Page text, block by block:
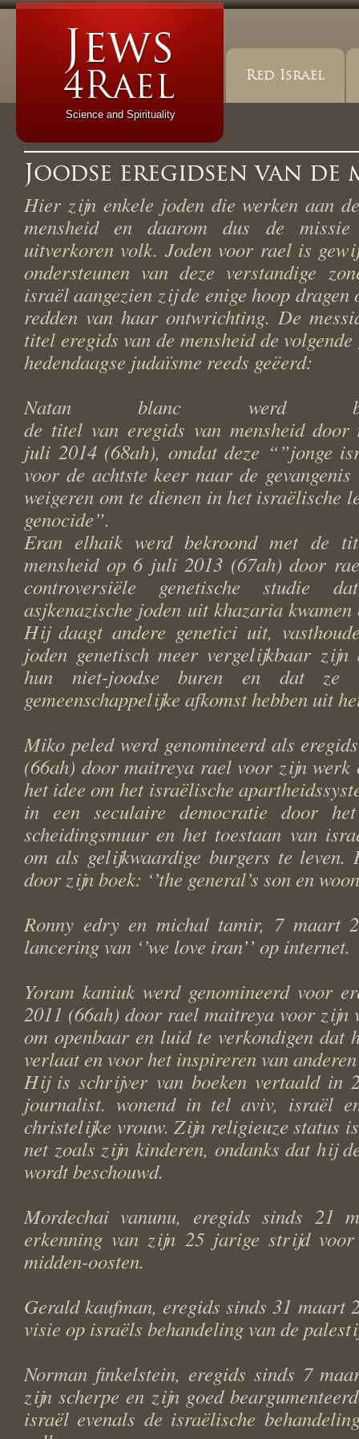
Science and Spirituality
Red Israël
Joodse eregidsen van de
Hier zijn enkele joden die werken aan
mensheid en daarom dus de
uitverkoren volk. Joden voor rael is
ondersteunen van deze verstandige
israël aangezien zij de enige hoop dragen
redden van haar ontwrichting. De
titel eregids van de mensheid de
hedendaagse judaïsme reeds geëerd:
Natan blanc werd
de titel van eregids van mensheid
juli 2014 (68ah), omdat deze “”jonge
voor de achtste keer naar de gevangenis
weigeren om te dienen in het israëlische
genocide”.
Eran elhaik werd bekroond met de
mensheid op 6 juli 2013 (67ah) door
controversiële genetische studie
asjkenazische joden uit khazaria
Hij daagt andere genetici uit,
joden genetisch meer vergelijkbaar
hun niet-joodse buren en dat ze
gemeenschappelijke afkomst hebben uit
Miko peled werd genomineerd als
(66ah) door maitreya rael voor zijn werk
het idee om het israëlische
in een seculaire democratie door
scheidingsmuur en het toestaan van
om als gelijkwaardige burgers te
door zijn boek: ‘’the general’s son en
Ronny edry en michal tamir, 7 maart
lancering van ‘’we love iran’’ op internet.
Yoram kaniuk werd genomineerd voor
2011 (66ah) door rael maitreya voor zijn
om openbaar en luid te verkondigen dat
verlaat en voor het inspireren van
Hij is schrijver van boeken vertaald in
journalist. wonend in tel aviv, israël
christelijke vrouw. Zijn religieuze status is
net zoals zijn kinderen, ondanks dat hij
wordt beschouwd.
Mordechai vanunu, eregids sinds 21
erkenning van zijn 25 jarige strijd
midden-oosten.
Gerald kaufman, eregids sinds 31 maart
visie op israëls behandeling van de
Norman finkelstein, eregids sinds 7
zijn scherpe en zijn goed
israël evenals de israëlische